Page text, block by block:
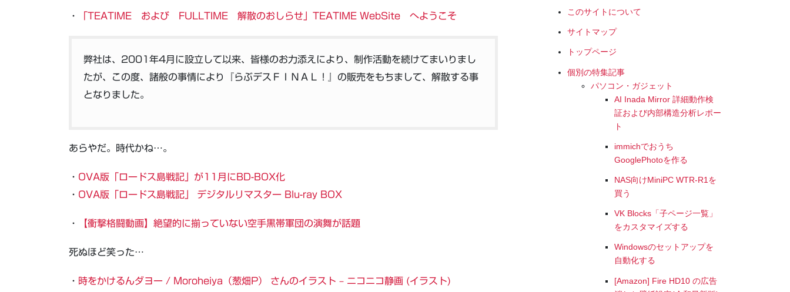
・ 「TEATIME および FULLTIME 解散のおしらせ」TEATIME WebSite へようこそ
弊社は、2001年4月に設立して以来、皆様のお力添えにより、制作活動を続けてまいりまし
たが、この度、諸般の事情により『らぶデスＦＩＮＡＬ！』の販売をもちまして、解散する事
となりました。
あらやだ。時代かね…。
・ OVA版「ロードス島戦記」が11月にBD-BOX化
・ OVA版「ロードス島戦記」 デジタルリマスター Blu-ray BOX
・ 【衝撃格闘動画】絶望的に揃っていない空手黒帯軍団の演舞が話題
死ぬほど笑った…
・ 時をかけるんダヨー / Moroheiya（葱畑P） さんのイラスト – ニコニコ静画 (イラスト)
このサイトについて
サイトマップ
トップページ
個別の特集記事
パソコン・ガジェット
AI Inada Mirror 詳細動作検
証および内部構造分析レポー
ト
immichでおうち
GooglePhotoを作る
NAS向けMiniPC WTR-R1を
買う
VK Blocks「子ページ一覧」
をカスタマイズする
Windowsのセットアップを
自動化する
[Amazon] Fire HD10 の広告